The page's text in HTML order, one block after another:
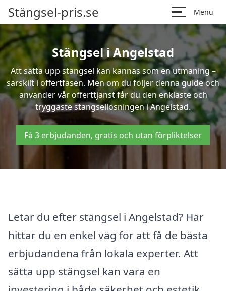
Stängsel-pris.se Menu
Stängsel i Angelstad
Att sätta upp stängsel kan kännas som en utmaning –
särskilt i offertfasen. Men om du följer denna guide och
använder vår offerttjänst får du den enklaste och
tryggaste stängsellösningen i Angelstad.
Få 3 erbjudanden, gratis och utan förpliktelser
Letar du efter stängsel i Angelstad? Här
hittar du en enkel väg för att få de bästa
erbjudandena från lokala experter. Att
sätta upp stängsel kan vara en